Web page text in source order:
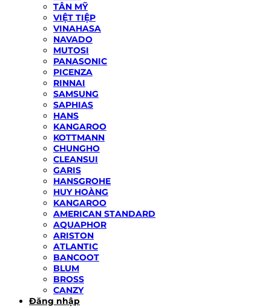
TÂN MỸ
VIỆT TIỆP
VINAHASA
NAVADO
MUTOSI
PANASONIC
PICENZA
RINNAI
SAMSUNG
SAPHIAS
HANS
KANGAROO
KOTTMANN
CHUNGHO
CLEANSUI
GARIS
HANSGROHE
HUY HOÀNG
KANGAROO
AMERICAN STANDARD
AQUAPHOR
ARISTON
ATLANTIC
BANCOOT
BLUM
BROSS
CANZY
Đăng nhập